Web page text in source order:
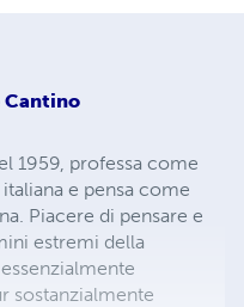
Cantino
1959, professa come
e pensa come
Piacere di pensare e
estremi della
sostanzialmente